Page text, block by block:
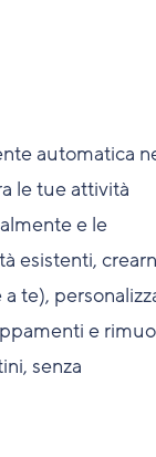
automatica
le tue attività
e le
esistenti,
te),
e
senza